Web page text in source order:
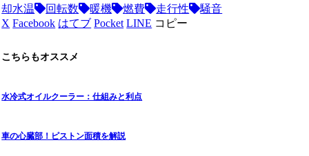
却水温
回転数 暖機 燃費 走行性
騒音
X Facebook はてブ Pocket LINE コピー
こちらもオススメ
水冷式オイルクーラー：仕組みと利点
車の心臓部！ピストン面積を解説